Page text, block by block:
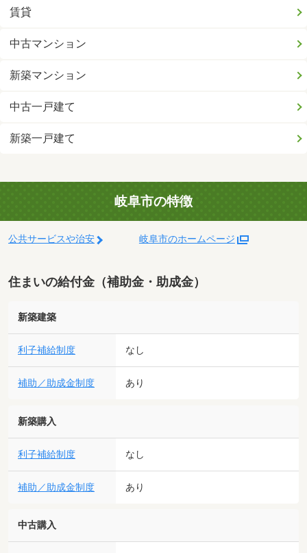
賃貸
中古マンション
新築マンション
中古一戸建て
新築一戸建て
岐阜市の特徴
公共サービスや治安 岐阜市のホームページ
住まいの給付金（補助金・助成金）
新築建築
利子補給制度 なし
補助／助成金制度 あり
新築購入
利子補給制度 なし
補助／助成金制度 あり
中古購入